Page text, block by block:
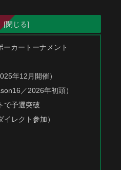
ーカートーナメント
年12月開催）
／2026年初頭）
で予選突破
レクト参加）